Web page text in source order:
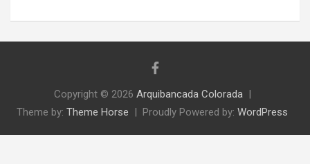
Copyright © 2026 Arquibancada Colorada
Theme by: Theme Horse Proudly Powered by: WordPress